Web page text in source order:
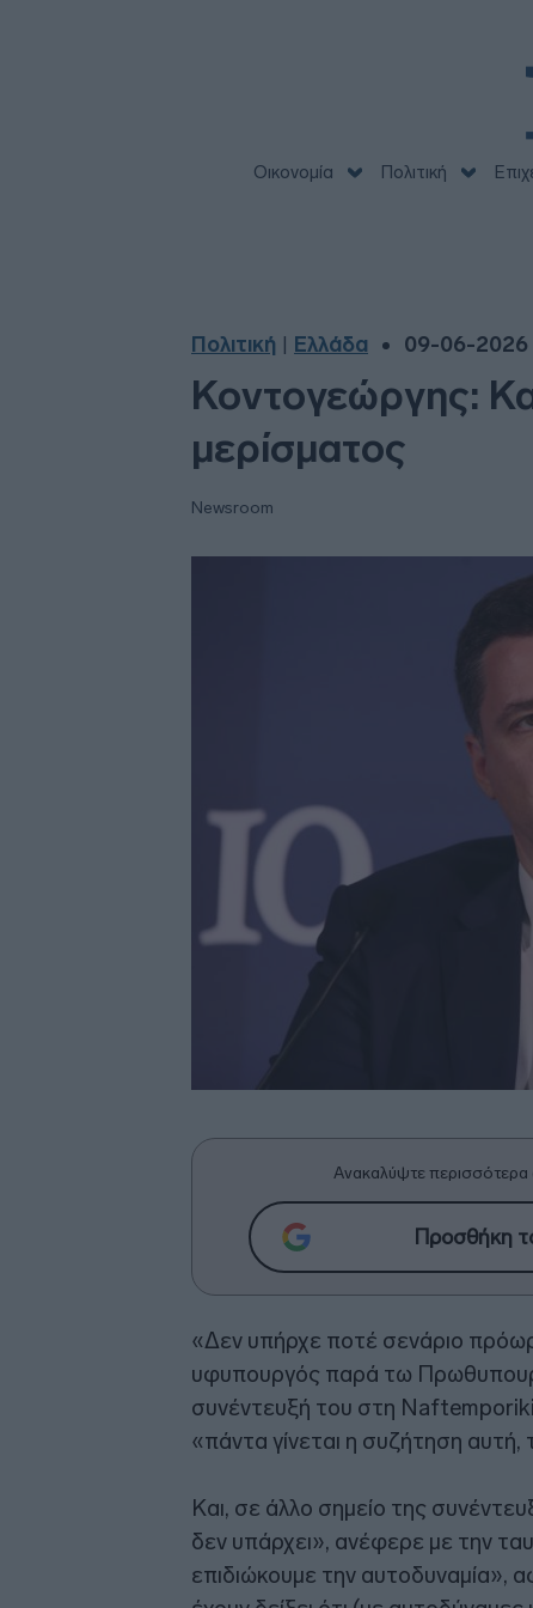
Οικονομία Πολιτική
Πολιτική Ελλάδα 09-06-2026
Κοντογεώργης:
μερίσματος
Newsroom
Ανακαλύψτε
Προσθήκη
«Δεν υπήρχε ποτέ σενάριο
υφυπουργός παρά τω
συνέντευξή του στη
«πάντα γίνεται η συζήτηση αυτή,
Και, σε άλλο σημείο της
δεν υπάρχει», ανέφερε με την
επιδιώκουμε την αυτοδυναμία»,